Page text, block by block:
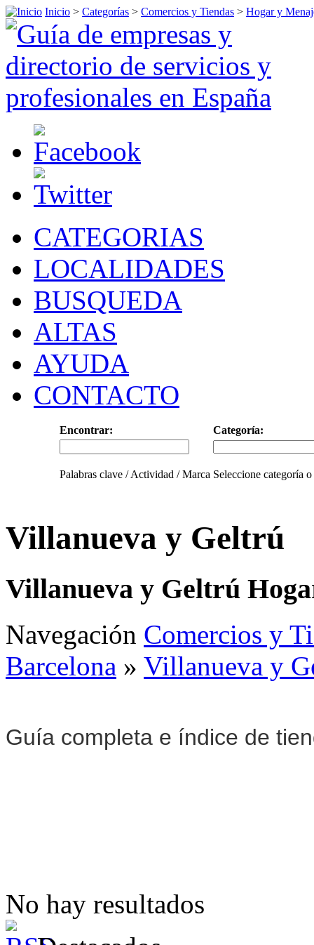
Inicio > Categorías > Comercios y Tiendas > Hogar y
CATEGORIAS
LOCALIDADES
BUSQUEDA
ALTAS
AYUDA
CONTACTO
Encontrar: Categoría:
Palabras clave / Actividad / Marca Seleccione categoría
Villanueva y Geltrú
Villanueva y Geltrú
Navegación Comercios y
Barcelona » Villanueva y
Guía completa e índice de
No hay resultados